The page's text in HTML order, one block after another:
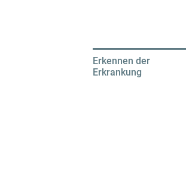
Erkennen der
Erkrankung